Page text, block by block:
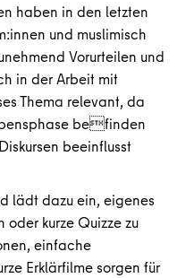
haben in den letzten
und muslimisch
Vorurteilen und
in der Arbeit mit
Thema relevant, da
befinden
beeinflusst
lädt dazu ein, eigenes
oder kurze Quizze zu
einfache
Erklärfilme sorgen für